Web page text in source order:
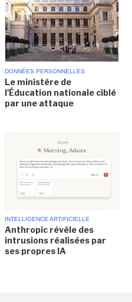
DONNÉES PERSONNELLES
Le ministère de
l'Éducation nationale ciblé
par une attaque
INTELLIGENCE ARTIFICIELLE
Anthropic révèle des
intrusions réalisées par
ses propres IA